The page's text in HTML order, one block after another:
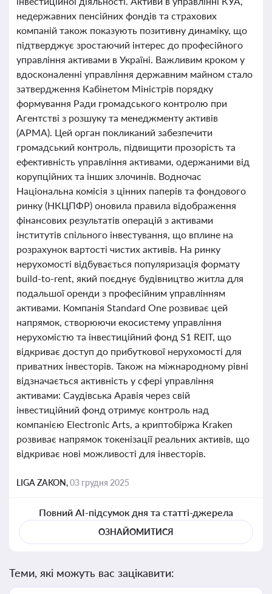
недержавних пенсійних фондів та страхових
компаній також показують позитивну динаміку, що
підтверджує зростаючий інтерес до професійного
управління активами в Україні. Важливим кроком у
вдосконаленні управління державним майном стало
затвердження Кабінетом Міністрів порядку
формування Ради громадського контролю при
Агентстві з розшуку та менеджменту активів
(АРМА). Цей орган покликаний забезпечити
громадський контроль, підвищити прозорість та
ефективність управління активами, одержаними від
корупційних та інших злочинів. Водночас
Національна комісія з цінних паперів та фондового
ринку (НКЦПФР) оновила правила відображення
фінансових результатів операцій з активами
інститутів спільного інвестування, що вплине на
розрахунок вартості чистих активів. На ринку
нерухомості відбувається популяризація формату
build-to-rent, який поєднує будівництво житла для
подальшої оренди з професійним управлінням
активами. Компанія Standard One розвиває цей
напрямок, створюючи екосистему управління
нерухомістю та інвестиційний фонд S1 REIT, що
відкриває доступ до прибуткової нерухомості для
приватних інвесторів. Також на міжнародному рівні
відзначається активність у сфері управління
активами: Саудівська Аравія через свій
інвестиційний фонд отримує контроль над
компанією Electronic Arts, а криптобіржа Kraken
розвиває напрямок токенізації реальних активів, що
відкриває нові можливості для інвесторів.
LIGA ZAKON,03 грудня 2025
Повний AI-підсумок дня та статті-джерела
ОЗНАЙОМИТИСЯ
Теми, які можуть вас зацікавити: